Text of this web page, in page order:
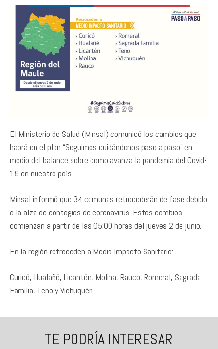
El Ministerio de Salud (Minsal) comunicó los cambios que
habrá en el plan “Seguimos cuidándonos paso a paso” en
medio del balance sobre como avanza la pandemia del Covid-
19 en nuestro país.
Minsal informó que 34 comunas retrocederán de fase debido
a la alza de contagios de coronavirus. Estos cambios
comienzan a partir de las 05:00 horas del jueves 2 de junio.
En la región retroceden a Medio Impacto Sanitario:
Curicó, Hualañé, Licantén, Molina, Rauco, Romeral, Sagrada
Familia, Teno y Vichuquén.
TE PODRÍA INTERESAR